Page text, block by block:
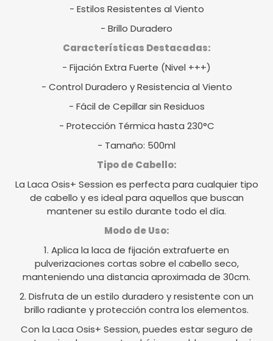
- Estilos Resistentes al Viento
- Brillo Duradero
Características Destacadas:
- Fijación Extra Fuerte (Nivel +++)
- Control Duradero y Resistencia al Viento
- Fácil de Cepillar sin Residuos
- Protección Térmica hasta 230°C
- Tamaño: 500ml
Tipo de Cabello:
La Laca Osis+ Session es perfecta para cualquier tipo
de cabello y es ideal para aquellos que buscan
mantener su estilo durante todo el día.
Modo de Uso:
1. Aplica la laca de fijación extrafuerte en
pulverizaciones cortas sobre el cabello seco,
manteniendo una distancia aproximada de 30cm.
2. Disfruta de un estilo duradero y resistente con un
brillo radiante y protección contra los elementos.
Con la Laca Osis+ Session, puedes estar seguro de